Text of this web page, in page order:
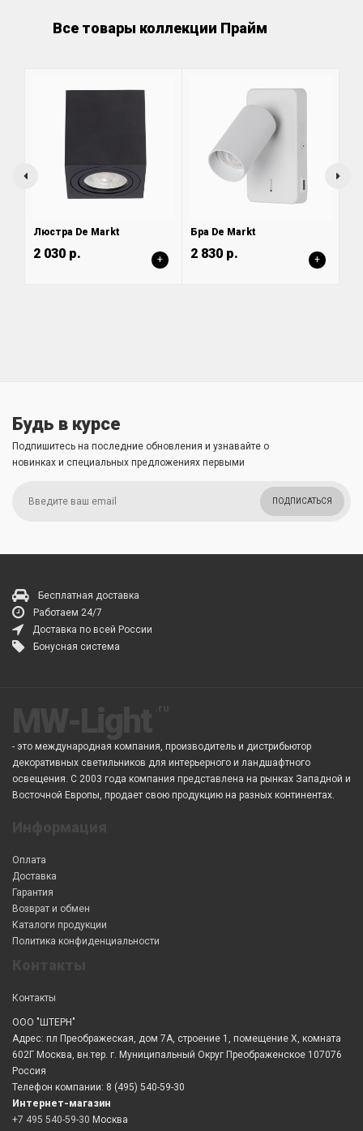
Все товары коллекции Прайм
Люстра De Markt
2 030 р. +
Бра De Markt
2 830 р. +
Будь в курсе
Подпишитесь на последние обновления и узнавайте о
новинках и специальных предложениях первыми
ПОДПИСАТЬСЯ
Бесплатная доставка
Работаем 24/7
Доставка по всей России
Бонусная система
- это международная компания, производитель и дистрибьютор
декоративных светильников для интерьерного и ландшафтного
освещения. С 2003 года компания представлена на рынках Западной и
Восточной Европы, продает свою продукцию на разных континентах.
Оплата
Доставка
Гарантия
Возврат и обмен
Каталоги продукции
Политика конфиденциальности
Контакты
ООО "ШТЕРН"
Адрес: пл Преображеская, дом 7А, строение 1, помещение X, комната
602Г Москва, вн.тер. г. Муниципальный Округ Преображенское 107076
Россия
Телефон компании: 8 (495) 540-59-30
Интернет-магазин
+7 495 540-59-30 Москва